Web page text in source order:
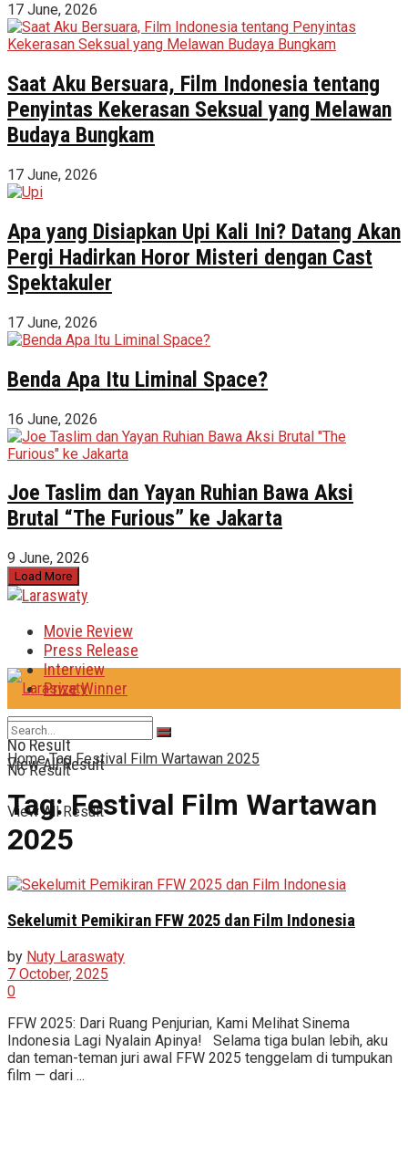
17 June, 2026
Saat Aku Bersuara, Film Indonesia tentang
Penyintas Kekerasan Seksual yang Melawan
Budaya Bungkam
17 June, 2026
Apa yang Disiapkan Upi Kali Ini? Datang Akan
Pergi Hadirkan Horor Misteri dengan Cast
Spektakuler
17 June, 2026
Benda Apa Itu Liminal Space?
16 June, 2026
Joe Taslim dan Yayan Ruhian Bawa Aksi
Brutal “The Furious” ke Jakarta
9 June, 2026
Load More
Movie Review
Press Release
Interview
Prize Winner
No Result
View All Result
No Result
View All Result
Home Tag Festival Film Wartawan 2025
Tag:Festival Film Wartawan
2025
Sekelumit Pemikiran FFW 2025 dan Film Indonesia
by Nuty Laraswaty
7 October, 2025
0
FFW 2025: Dari Ruang Penjurian, Kami Melihat Sinema
Indonesia Lagi Nyalain Apinya! Selama tiga bulan lebih, aku
dan teman-teman juri awal FFW 2025 tenggelam di tumpukan
film — dari ...